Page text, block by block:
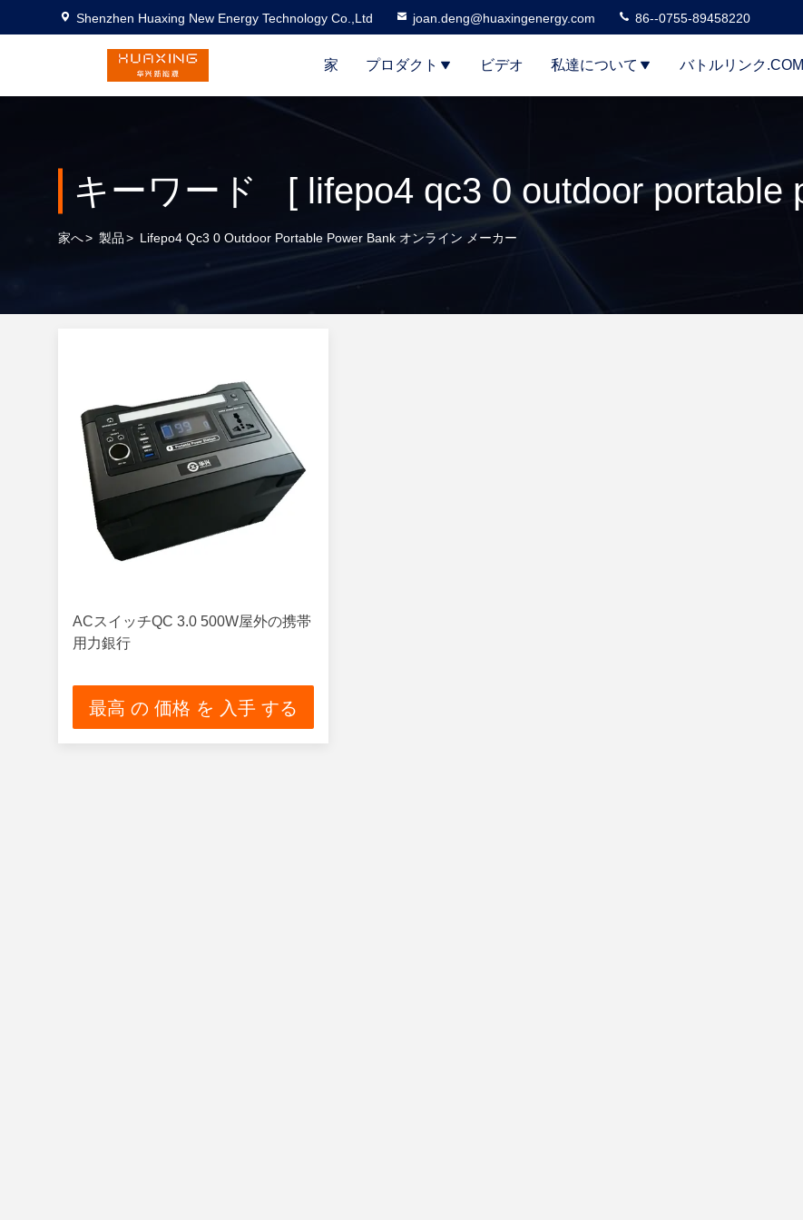
Shenzhen Huaxing New Energy Technology Co.,Ltd joan.deng@huaxingenergy.com 86--0755-89458220
家 プロダクト ビデオ 私達について バトルリンク.COM
家へ> 製品> Lifepo4 Qc3 0 Outdoor Portable Power Bank オンライン メーカー
ACスイッチQC 3.0 500W屋外の携帯
用力銀行
最高 の 価格 を 入手 する